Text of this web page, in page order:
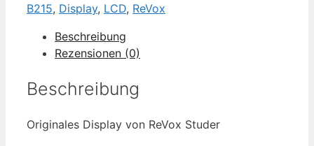
B215, Display, LCD, ReVox
Beschreibung
Rezensionen (0)
Beschreibung
Originales Display von ReVox Studer